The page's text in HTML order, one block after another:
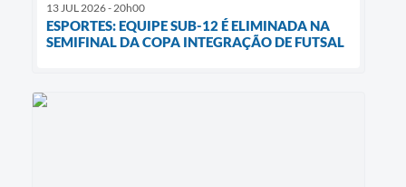
13 JUL 2026 - 20h00
ESPORTES: EQUIPE SUB-12 É ELIMINADA NA
SEMIFINAL DA COPA INTEGRAÇÃO DE FUTSAL